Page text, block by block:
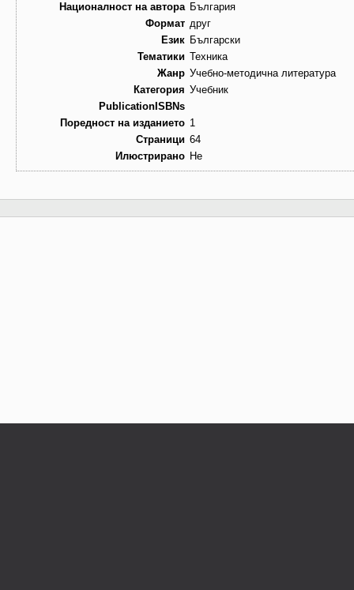
Националност на автора България
Формат друг
Език Български
Тематики Техника
Жанр Учебно-методична литература
Категория Учебник
PublicationISBNs
Поредност на изданието 1
Страници 64
Илюстрирано Не